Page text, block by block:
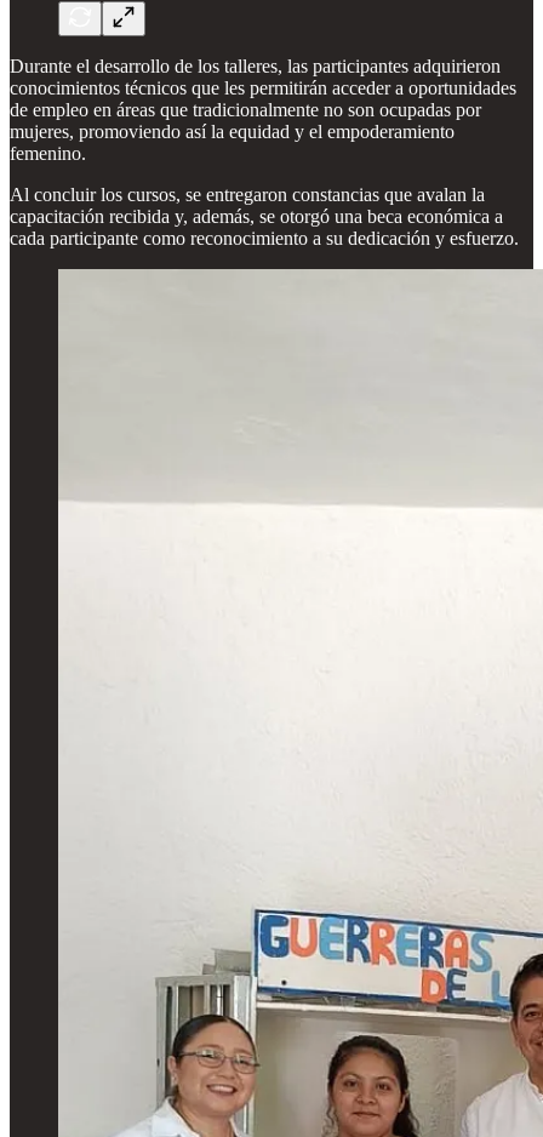
Durante el desarrollo de los talleres, las participantes adquirieron
conocimientos técnicos que les permitirán acceder a oportunidades
de empleo en áreas que tradicionalmente no son ocupadas por
mujeres, promoviendo así la equidad y el empoderamiento
femenino.
Al concluir los cursos, se entregaron constancias que avalan la
capacitación recibida y, además, se otorgó una beca económica a
cada participante como reconocimiento a su dedicación y esfuerzo.